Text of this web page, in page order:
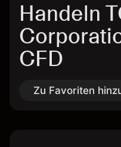
Handeln
CFD
Zu Favoriten